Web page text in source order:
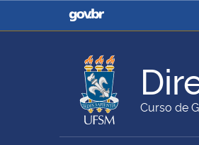
Casa Civil
Ministério da Agricultura,
Pecuária e Abastecimento
Curso de